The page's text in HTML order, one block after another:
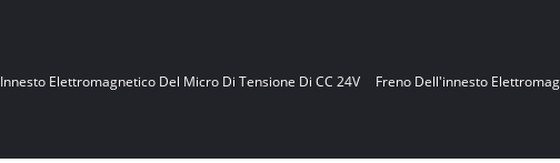
Innesto Elettromagnetico Del Micro Di Tensione Di CC 24V Freno Dell'innesto